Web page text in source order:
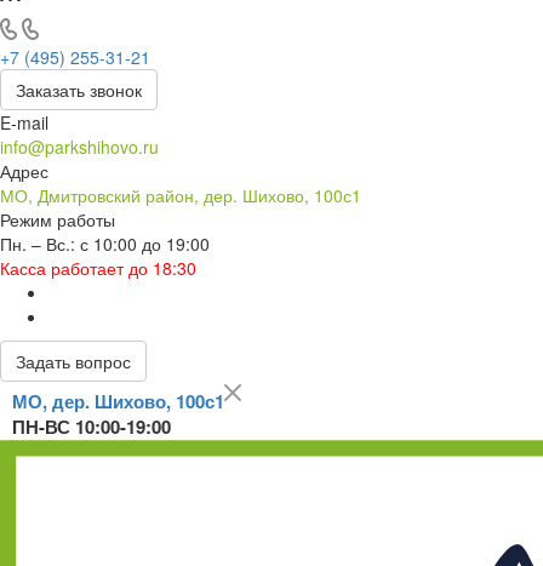
+7 (495) 255-31-21
Заказать звонок
E-mail
info@parkshihovo.ru
Адрес
МО, Дмитровский район, дер. Шихово, 100с1
Режим работы
Пн. – Вс.: с 10:00 до 19:00
Касса работает до 18:30
Задать вопрос
МО, дер. Шихово, 100с1
ПН-ВС 10:00-19:00